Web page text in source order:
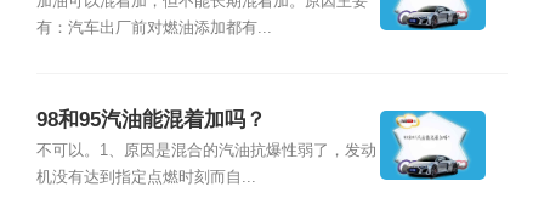
有：汽车出厂前对燃油添加都有...
98和95汽油能混着加吗？
不可以。1、原因是混合的汽油抗爆性弱了，发动
机没有达到指定点燃时刻而自...